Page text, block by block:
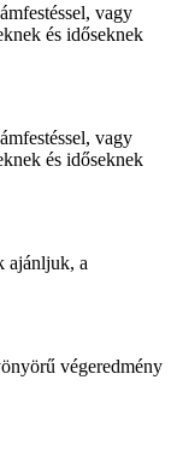
vagy
és időseknek
vagy
és időseknek
ajánljuk, a
végeredmény